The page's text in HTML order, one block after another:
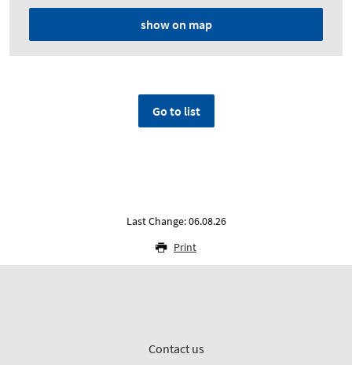
show on map
Go to list
Last Change: 06.08.26
Print
Contact us